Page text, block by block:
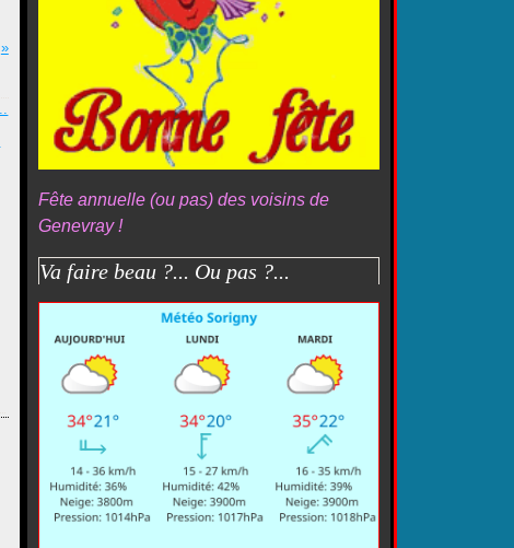
Fête annuelle (ou pas) des voisins de
Genevray !
Va faire beau ?... Ou pas ?...